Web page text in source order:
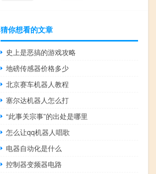
猜你想看的文章
史上是恶搞的游戏攻略
地磅传感器价格多少
北京赛车机器人教程
塞尔达机器人怎么打
“此事关宗事”的出处是哪里
怎么让qq机器人唱歌
电器自动化是什么
控制器变频器电路